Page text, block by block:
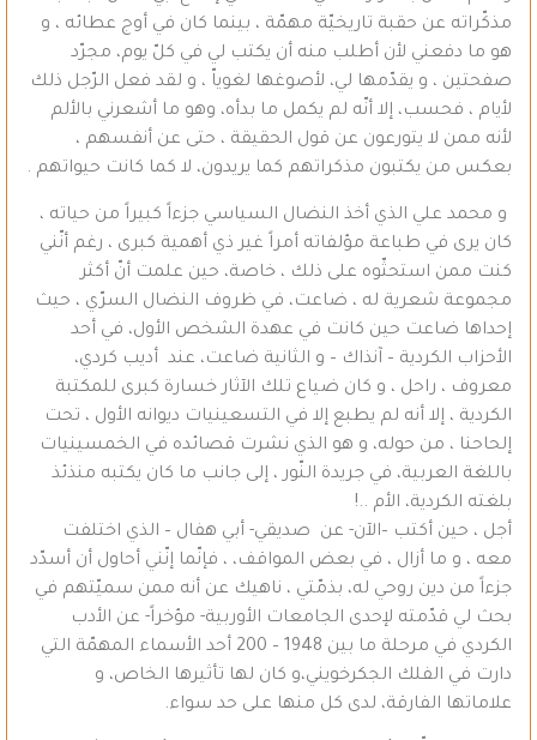
مذكّراته عن حقبة تاريخيّة مهمّة ، بينما كان في أوج عطائه ، و
هو ما دفعني لأن أطلب منه أن يكتب لي في كلّ يوم، مجرّد
صفحتين ، و يقدّمها لي، لأصوغها لغوياّ ، و لقد فعل الرّجل ذلك
لأيام ، فحسب، إلا أنّه لم يكمل ما بدأه، وهو ما أشعرني بالألم
لأنه ممن لا يتورعون عن قول الحقيقة ، حتى عن أنفسهم ،
بعكس من يكتبون مذكراتهم كما يريدون، لا كما كانت حيواتهم .
و محمد علي الذي أخذ النضال السياسي جزءاً كبيراً من حياته ،
كان يرى في طباعة مؤلفاته أمراً غير ذي أهمية كبرى ، رغم أنّني
كنت ممن استحثّوه على ذلك ، خاصة، حين علمت أنّ أكثر
مجموعة شعرية له ، ضاعت، في ظروف النضال السرّي ، حيث
إحداها ضاعت حين كانت في عهدة الشخص الأول، في أحد
الأحزاب الكردية – آنذاك – و الثانية ضاعت، عند أديب كردي،
معروف ، راحل ، و كان ضياع تلك الآثار خسارة كبرى للمكتبة
الكردية ، إلا أنه لم يطبع إلا في التسعينيات ديوانه الأول ، تحت
إلحاحنا ، من حوله، و هو الذي نشرت قصائده في الخمسينيات
باللغة العربية، في جريدة النّور ، إلى جانب ما كان يكتبه منذئذ
بلغته الكردية، الأم ..!
أجل ، حين أكتب –الآن- عن صديقي- أبي هفال – الذي اختلفت
معه ، و ما أزال ، في بعض المواقف، ، فإنّما إنّني أحاول أن أسدّد
جزءاً من دين روحي له، بذمّتي ، ناهيك عن أنه ممن سميّتهم في
بحث لي قدّمته لإحدى الجامعات الأوربية- مؤخراً- عن الأدب
الكردي في مرحلة ما بين 1948 – 200 أحد الأسماء المهمّة التي
دارت في الفلك الجكرخويني،و كان لها تأثيرها الخاص، و
علاماتها الفارقة، لدى كل منها على حد سواء.